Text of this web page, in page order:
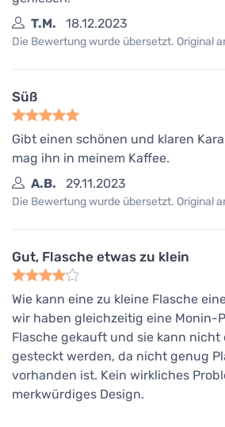
T.M.
18.12.2023
Die Bewertung wurde übersetzt. Original
Süß
Gibt einen schönen und klaren
mag ihn in meinem Kaffee.
A.B.
29.11.2023
Die Bewertung wurde übersetzt. Original
Gut, Flasche etwas zu klein
Wie kann eine zu kleine Flasche
wir haben gleichzeitig eine Monin-
Flasche gekauft und sie kann nicht
gesteckt werden, da nicht genug
vorhanden ist. Kein wirkliches
merkwürdiges Design.